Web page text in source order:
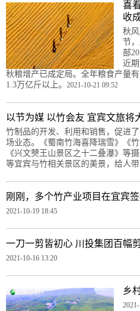
喜
收
秋
节
部
近
秋粮增产已成定局。全年粮食产量
1.3万亿斤以上。 2021-10-21 09:52
以节为媒 以竹会友 宜宾文旅将
竹制品的开发、利用和销售，促进
场业态。《蜀南竹海喜降瑞雪》《
《兴文僰王山景区之十二叠瀑》等
等宜宾与竹相关景区的美景，给人带
刚刚，多个竹产业项目在宜宾签
2021-10-19 18:45
一刀一剪皆初心 川投集团百幅
2021-10-16 13:20
乡